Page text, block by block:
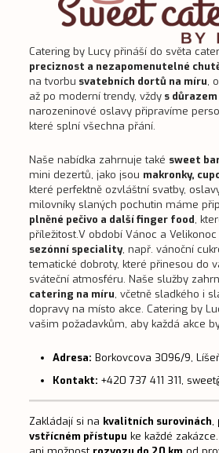
Catering by Lucy přináší do světa
preciznost a nezapomenutelné
na tvorbu svatebních dortů na míru,
až po moderní trendy, vždys
narozeninové oslavy připravíme
které splní všechna přání.
Naše nabídka zahrnuje také sweet
mini dezertů, jako jsou makronky,
které perfektně ozvláštní svatby,
milovníky slaných pochutin máme
plněné pečivo a další finger food,
příležitost.V období Vánoc a
sezónní speciality, např. vánoční
tematické dobroty, které přinesou do
sváteční atmosféru. Naše služby
catering na míru, včetně sladkého i
dopravy na místo akce. Catering by
vašim požadavkům, aby každá akce
Adresa: Borkovcova 3096/9,
Kontakt: +420 737 411 311,
Zakládají si na kvalitních surovinách,
vstřícném přístupu ke každé